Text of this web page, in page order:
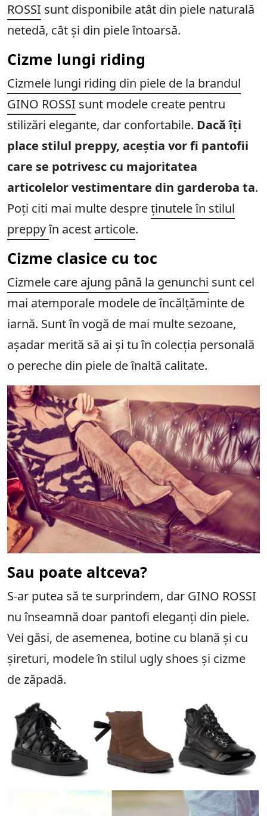
ROSSI sunt disponibile atât din piele naturală
netedă, cât și din piele întoarsă.
Cizme lungi riding
Cizmele lungi riding din piele de la brandul
GINO ROSSI sunt modele create pentru
stilizări elegante, dar confortabile. Dacă îți
place stilul preppy, aceștia vor fi pantofii
care se potrivesc cu majoritatea
articolelor vestimentare din garderoba ta.
Poți citi mai multe despreținutele în stilul
preppyîn acest articole.
Cizme clasice cu toc
Cizmele care ajung până la genunchi sunt cel
mai atemporale modele de încălțăminte de
iarnă. Sunt în vogă de mai multe sezoane,
așadar merită să ai și tu în colecția personală
o pereche din piele de înaltă calitate.
Sau poate altceva?
S-ar putea să te surprindem, dar GINO ROSSI
nu înseamnă doar pantofi eleganți din piele.
Vei găsi, de asemenea, botine cu blană și cu
șireturi, modele în stilul ugly shoes și cizme
de zăpadă.